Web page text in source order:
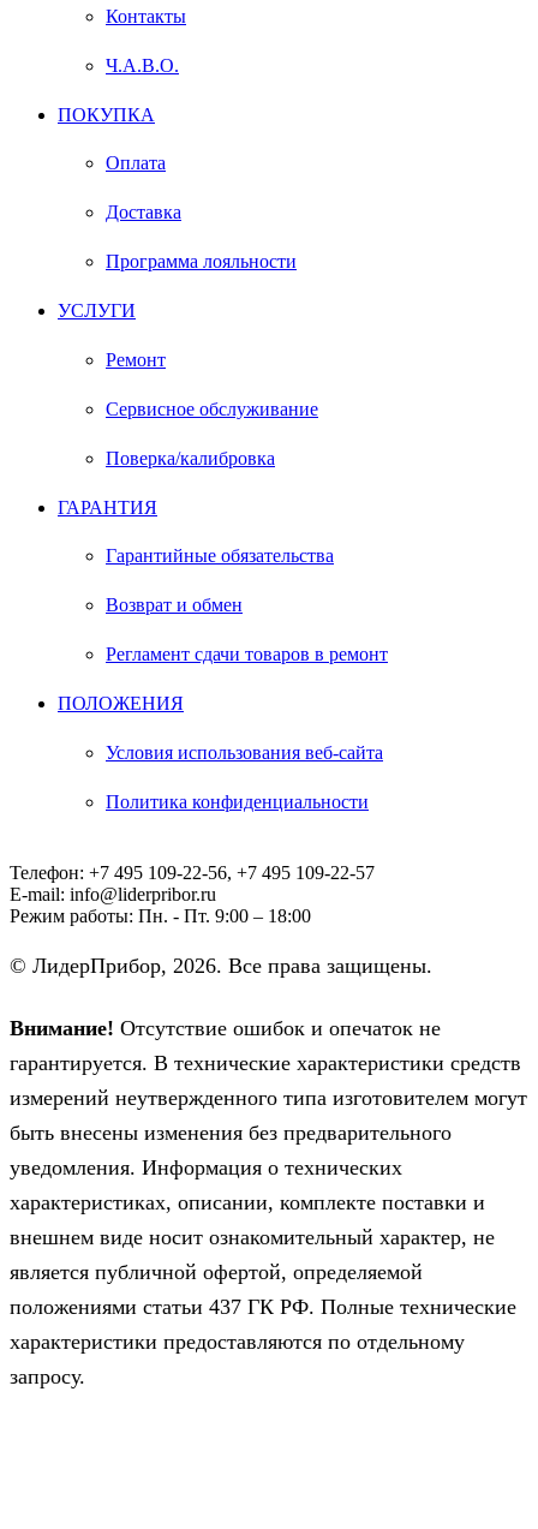
Контакты
Ч.А.В.О.
ПОКУПКА
Оплата
Доставка
Программа лояльности
УСЛУГИ
Ремонт
Сервисное обслуживание
Поверка/калибровка
ГАРАНТИЯ
Гарантийные обязательства
Возврат и обмен
Регламент сдачи товаров в ремонт
ПОЛОЖЕНИЯ
Условия использования веб-сайта
Политика конфиденциальности
Телефон: +7 495 109-22-56, +7 495 109-22-57
E-mail: info@liderpribor.ru
Режим работы: Пн. - Пт. 9:00 – 18:00
© ЛидерПрибор, 2026. Все права защищены.
Внимание! Отсутствие ошибок и опечаток не
гарантируется. В технические характеристики средств
измерений неутвержденного типа изготовителем могут
быть внесены изменения без предварительного
уведомления. Информация о технических
характеристиках, описании, комплекте поставки и
внешнем виде носит ознакомительный характер, не
является публичной офертой, определяемой
положениями статьи 437 ГК РФ. Полные технические
характеристики предоставляются по отдельному
запросу.